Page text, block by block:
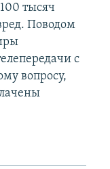
тысяч
Поводом
с
вопросу,